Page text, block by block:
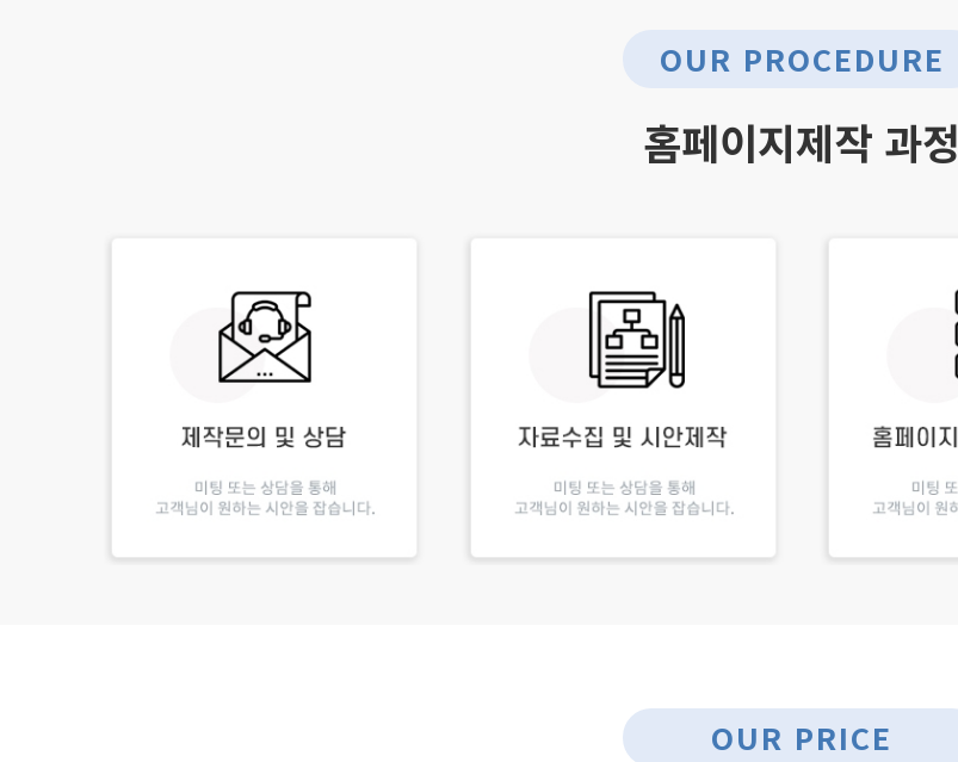
OUR PROCEDURE
홈페이지제작 과정
OUR PRICE